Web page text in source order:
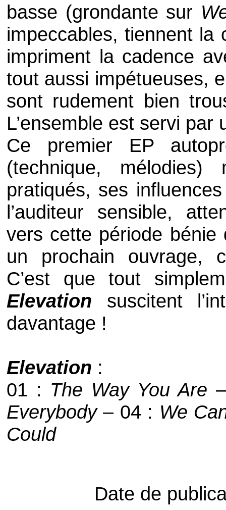
basse (grondante sur
impeccables, tiennent la
impriment la cadence
tout aussi impétueuses,
sont rudement bien
L’ensemble est servi
Ce premier EP
(technique,
pratiqués, ses
l’auditeur sensible,
vers cette période bénie
un prochain ouvrage,
C’est que tout
Elevation suscitent
davantage !
Elevation :
01 : The Way You Are
Everybody– 04 : We
Could
Date de